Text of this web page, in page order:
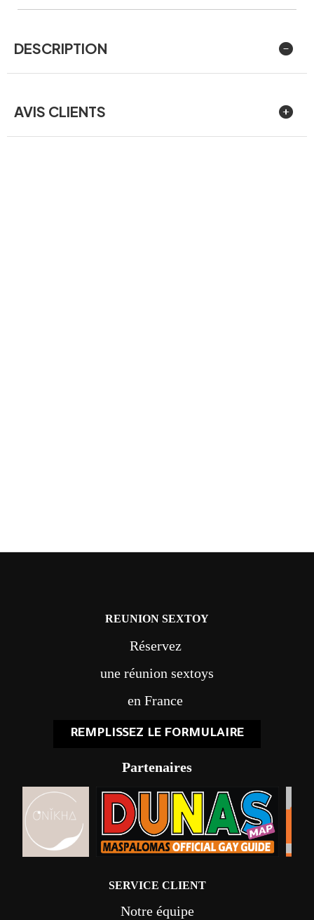
DESCRIPTION
AVIS CLIENTS
REUNION SEXTOY
Réservez
une réunion sextoys
en France
REMPLISSEZ LE FORMULAIRE
Partenaires
SERVICE CLIENT
Notre équipe